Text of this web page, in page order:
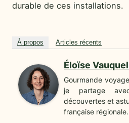
durable de ces installations.
À propos Articles récents
Éloïse
Gourmande
je partage
découvertes et
française régionale.